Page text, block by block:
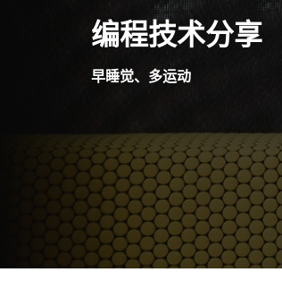
编程技术分享
早睡觉、多运动